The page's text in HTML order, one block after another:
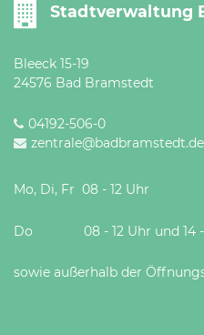
Stadtverwaltung
Bleeck 15-19
24576 Bad Bramstedt
04192-506-0
zentrale@badbramstedt.de
Mo, Di, Fr 08 - 12 Uhr
Do 08 - 12 Uhr und 14 -
sowie außerhalb der